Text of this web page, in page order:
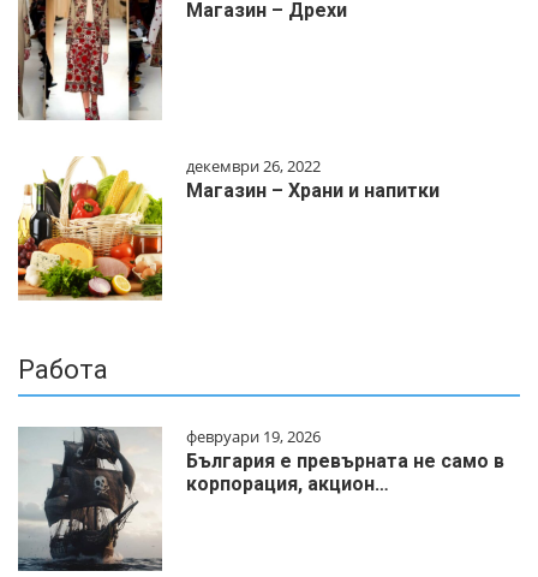
Магазин – Дрехи
декември 26, 2022
Магазин – Храни и напитки
Работа
февруари 19, 2026
България е превърната не само в
корпорация, акцион…